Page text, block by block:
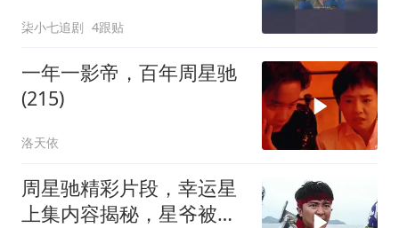
柒小七追剧 4跟贴
一年一影帝，百年周星驰
(215)
洛天依
周星驰精彩片段，幸运星
上集内容揭秘，星爷被黑